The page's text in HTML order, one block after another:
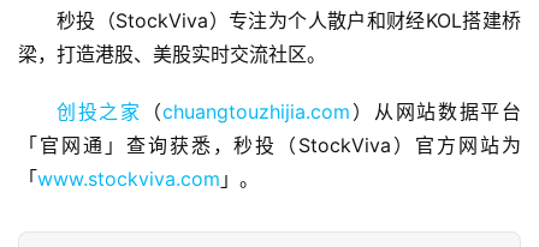
页
资
报
秒投（StockViva）专注为个人散户和财经KOL搭建桥
梁，打造港股、美股实时交流社区。
创投之家 （chuangtouzhijia.com ）从网站数据平台
「官网通」查询获悉，秒投（StockViva）官方网站为
「www.stockviva.com 」。